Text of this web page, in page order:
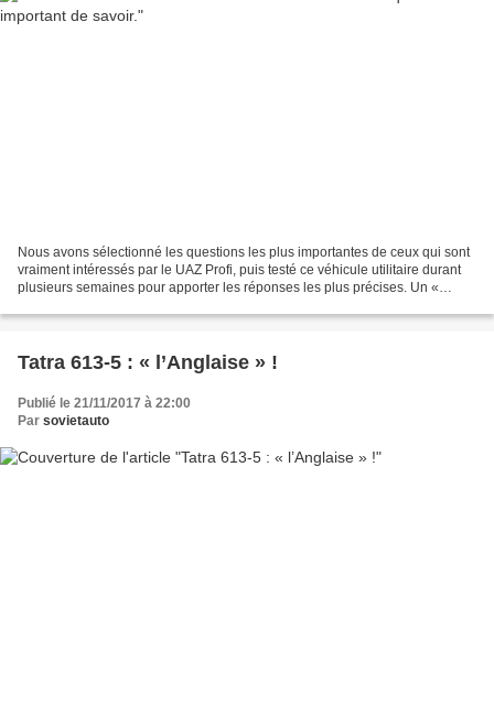
Nous avons sélectionné les questions les plus importantes de ceux qui sont
vraiment intéressés par le UAZ Profi, puis testé ce véhicule utilitaire durant
plusieurs semaines pour apporter les réponses les plus précises. Un «
Tatra 613-5 : « l’Anglaise » !
Publié le 21/11/2017 à 22:00
Par sovietauto